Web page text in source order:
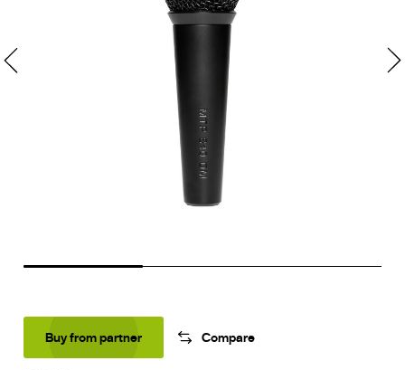
Buy from partner Compare